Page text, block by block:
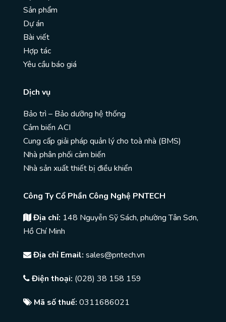
Sản phẩm
Dự án
Bài viết
Hợp tác
Yêu cầu báo giá
Dịch vụ
Bảo trì – Bảo dưỡng hệ thống
Cảm biến ACI
Cung cấp giải pháp quản lý cho toà nhà (BMS)
Nhà phân phối cảm biến
Nhà sản xuất thiết bị điều khiển
Công Ty Cổ Phần Công Nghệ PNTECH
Địa chỉ: 148 Nguyễn Sỹ Sách, phường Tân Sơn,
Hồ Chí Minh
Địa chỉ Email: sales@pntech.vn
Điện thoại: (028) 38 158 159
Mã số thuế: 0311686021